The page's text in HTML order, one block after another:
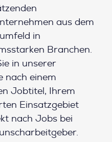
aus dem
in
Branchen.
in unserer
nach einem
Jobtitel, Ihrem
Einsatzgebiet
nach Jobs bei